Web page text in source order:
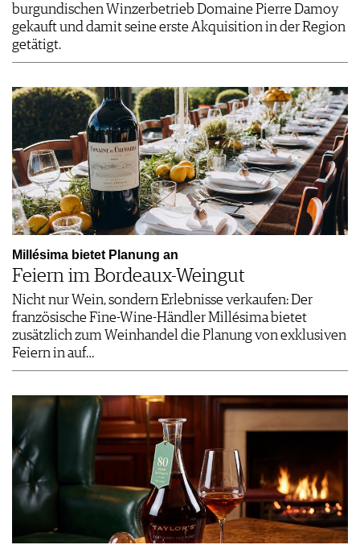
burgundischen Winzerbetrieb Domaine Pierre Damoy
gekauft und damit seine erste Akquisition in der Region
getätigt.
Millésima bietet Planung an
Feiern im Bordeaux-Weingut
Nicht nur Wein, sondern Erlebnisse verkaufen: Der
französische Fine-Wine-Händler Millésima bietet
zusätzlich zum Weinhandel die Planung von exklusiven
Feiern in auf…